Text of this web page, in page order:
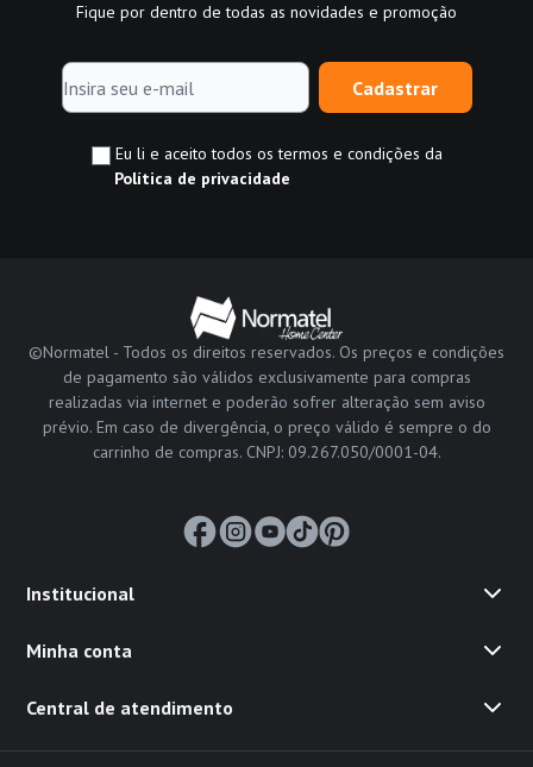
Fique por dentro de todas as novidades e promoção
Cadastrar
Eu li e aceito todos os termos e condições da
Política de privacidade
©Normatel - Todos os direitos reservados. Os preços e condições
de pagamento são válidos exclusivamente para compras
realizadas via internet e poderão sofrer alteração sem aviso
prévio. Em caso de divergência, o preço válido é sempre o do
carrinho de compras. CNPJ: 09.267.050/0001-04.
Institucional
Minha conta
Central de atendimento